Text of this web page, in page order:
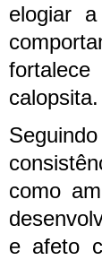
elogiar
calopsita.
como
e afeto